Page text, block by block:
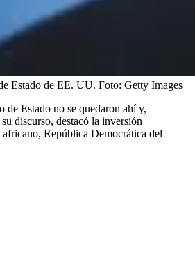
Estado de EE. UU. Foto: Getty Images
de Estado no se quedaron ahí y,
discurso, destacó la inversión
africano, República Democrática del